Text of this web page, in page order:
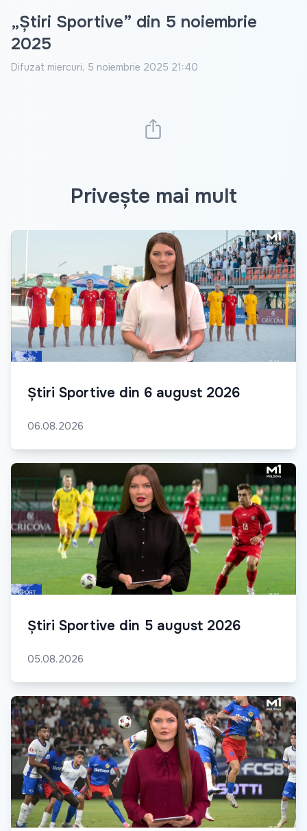
„Știri Sportive” din 5 noiembrie
2025
Difuzat miercuri, 5 noiembrie 2025 21:40
Privește mai mult
Știri Sportive din 6 august 2026
06.08.2026
Știri Sportive din 5 august 2026
05.08.2026